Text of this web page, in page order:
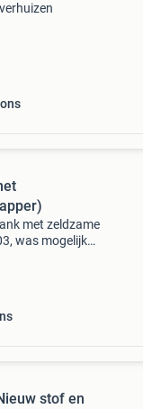
met zeldzame
was mogelijk
stof en